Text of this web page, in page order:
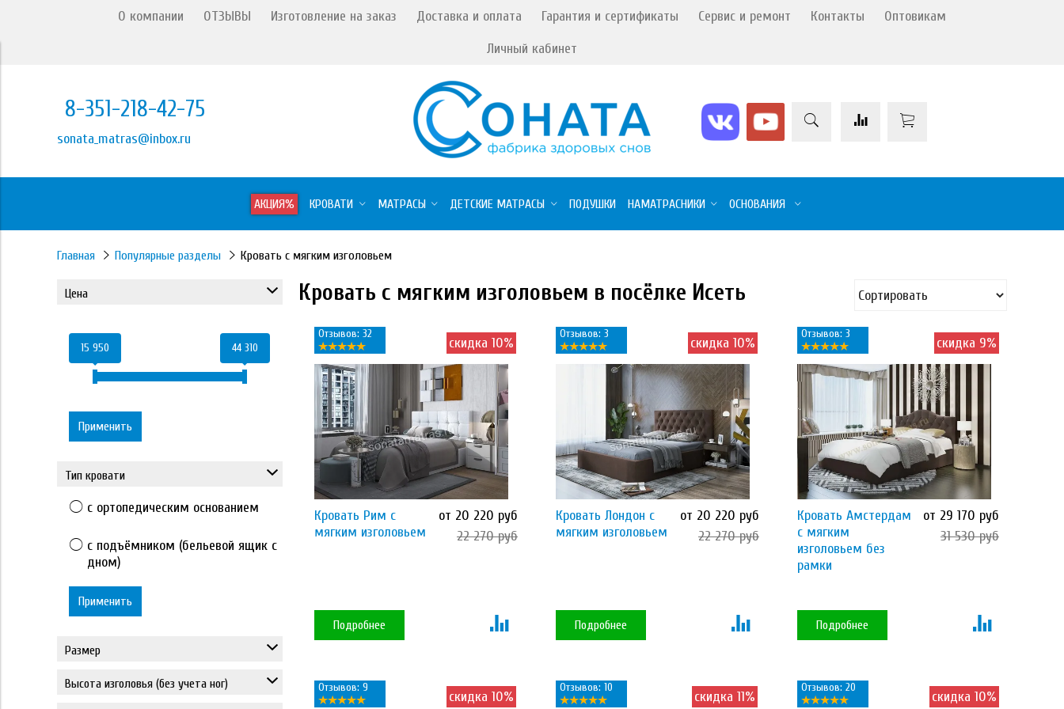
О компании ОТЗЫВЫ Изготовление на заказ Доставка и оплата Гарантия и сертификаты Сервис и ремонт Контакты
Оптовикам
Личный кабинет
8-351-218-42-75
sonata_matras@inbox.ru
АКЦИЯ% КРОВАТИ МАТРАСЫ ДЕТСКИЕ МАТРАСЫ ПОДУШКИ НАМАТРАСНИКИ ОСНОВАНИЯ
Главная Популярные разделы Кровать с мягким изголовьем
Цена
15 950 44 310
Применить
Тип кровати
с ортопедическим основанием
с подъёмником (бельевой ящик с
дном)
Применить
Размер
80*190
Высота изголовья (без учета ног)
Кровать с мягким изголовьем в посёлке Исеть
Отзывов: 32
скидка 10%
Кровать Рим с
мягким изголовьем
от 20 220 руб
22 270 руб
Подробнее
Отзывов: 3
скидка 10%
Кровать Лондон с
мягким изголовьем
от 20 220 руб
22 270 руб
Подробнее
Отзывов: 3
скидка 9%
Кровать Амстердам
с мягким
изголовьем без
рамки
от 29 170 руб
31 530 руб
Подробнее
Отзывов: 9
скидка 10%
Отзывов: 10
скидка 11%
Отзывов: 20
скидка 10%